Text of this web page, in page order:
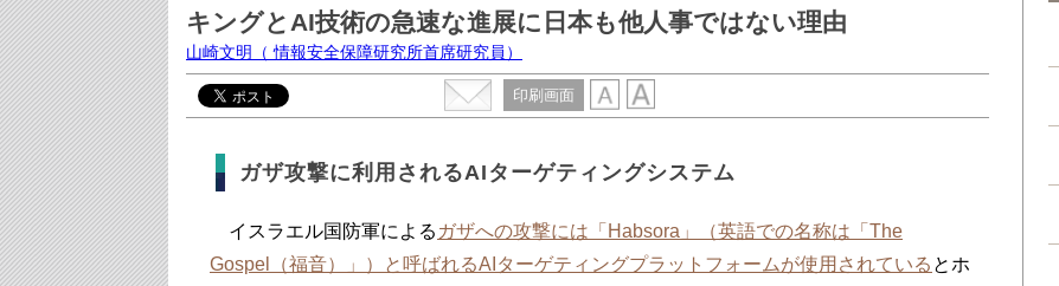
キングとAI技術の急速な進展に日本も他人事ではない理由
山崎文明 （ 情報安全保障研究所首席研究員）
印刷画面
ガザ攻撃に利用されるAIターゲティングシステム
イスラエル国防軍による ガザへの攻撃には「Habsora」（英語での名称は「The
Gospel（福音）」）と呼ばれるAIターゲティングプラットフォームが使用されている とホ